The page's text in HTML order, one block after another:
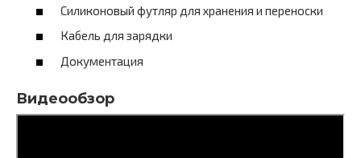
Силиконовый футляр для хранения и переноски
Кабель для зарядки
Документация
Видеообзор